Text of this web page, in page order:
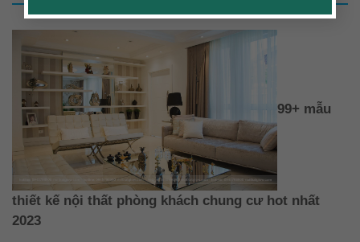
99+ mẫu
thiết kế nội thất phòng khách chung cư hot nhất
2023